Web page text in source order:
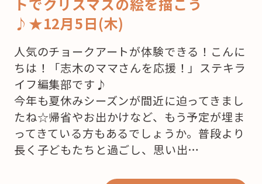
♪★12月5日(木)
人気のチョークアートが体験できる！こんに
ちは！「志木のママさんを応援！」ステキラ
イフ編集部です♪
今年も夏休みシーズンが間近に迫ってきまし
たね☆帰省やお出かけなど、もう予定が埋ま
ってきている方もあるでしょうか。普段より
長く子どもたちと過ごし、思い出…